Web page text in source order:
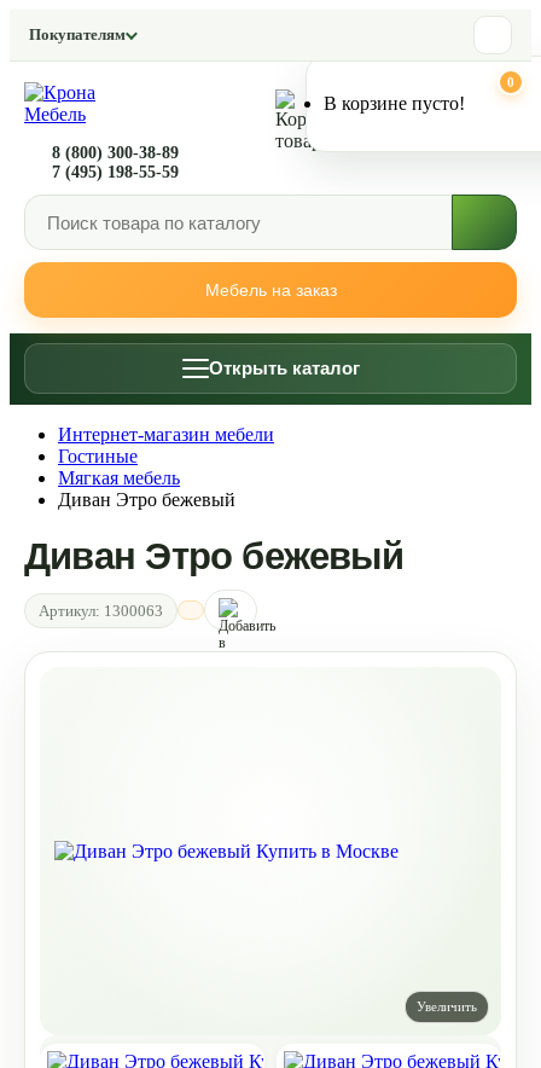
Покупателям
Мебель на заказ
8 (800) 300-38-89
7 (495) 198-55-59
0
В корзине пусто!
Открыть каталог
Интернет-магазин мебели
Гостиные
Мягкая мебель
Диван Этро бежевый
Диван Этро бежевый
Артикул: 1300063
Переключить фон
Уменьшить яркость